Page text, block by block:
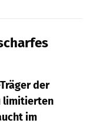
der
limitierten
im